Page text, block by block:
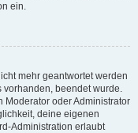
ein.
mehr geantwortet werden
vorhanden, beendet wurde.
Moderator oder Administrator
deine eigenen
Administration erlaubt